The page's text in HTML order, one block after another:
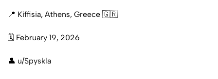
📍 Kiffisia, Athens, Greece 🇬🇷
🗓️ February 19, 2026
👤 u/Spyskla